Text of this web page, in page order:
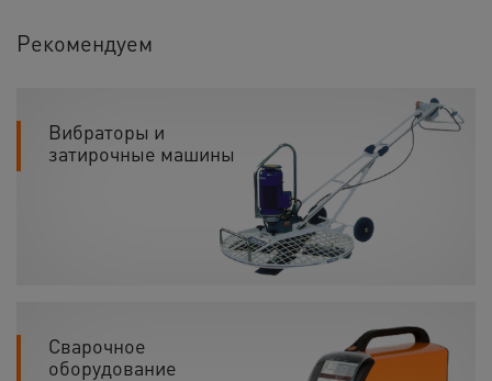
Рекомендуем
Вибраторы и
затирочные машины
Сварочное
оборудование